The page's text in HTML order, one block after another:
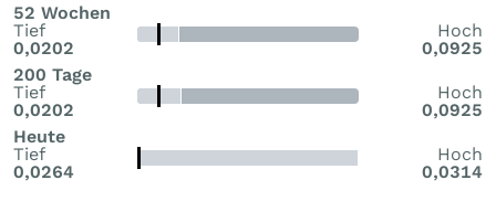
52 Wochen
Tief
0,0202
Hoch
0,0925
200 Tage
Tief
0,0202
Hoch
0,0925
Heute
Tief
0,0264
Hoch
0,0314